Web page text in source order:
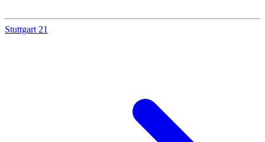
Stuttgart 21